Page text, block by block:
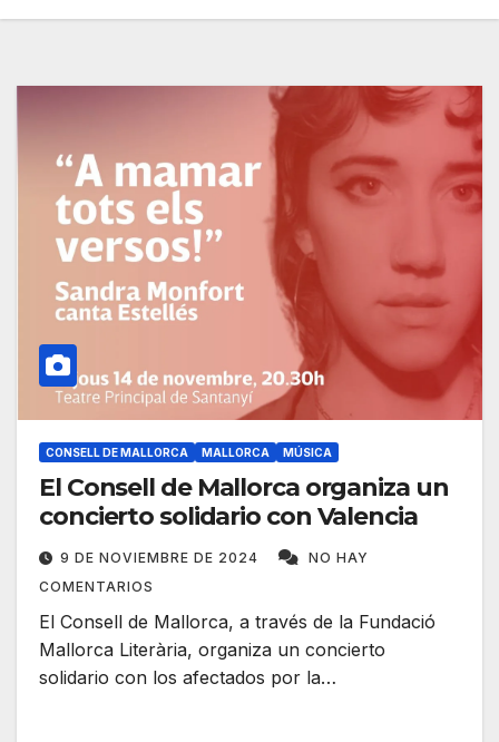
CONSELL DE MALLORCA MALLORCA MÚSICA
El Consell de Mallorca organiza un
concierto solidario con Valencia
9 DE NOVIEMBRE DE 2024
NO HAY
COMENTARIOS
El Consell de Mallorca, a través de la Fundació
Mallorca Literària, organiza un concierto
solidario con los afectados por la…